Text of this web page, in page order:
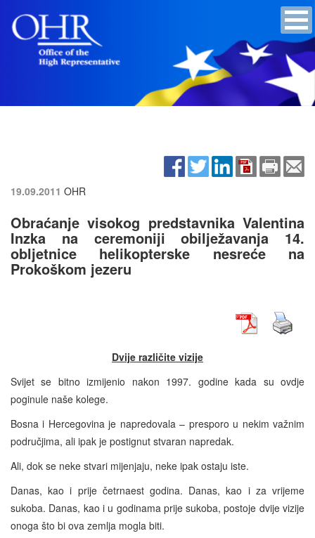
19.09.2011 OHR
Obraćanje visokog predstavnika Valentina
Inzka na ceremoniji obilježavanja 14.
obljetnice helikopterske nesreće na
Prokoškom jezeru
Dvije različite vizije
Svijet se bitno izmijenio nakon 1997. godine kada su ovdje
poginule naše kolege.
Bosna i Hercegovina je napredovala – presporo u nekim važnim
područjima, ali ipak je postignut stvaran napredak.
Ali, dok se neke stvari mijenjaju, neke ipak ostaju iste.
Danas, kao i prije četrnaest godina. Danas, kao i za vrijeme
sukoba. Danas, kao i u godinama prije sukoba, postoje dvije vizije
onoga što bi ova zemlja mogla biti.